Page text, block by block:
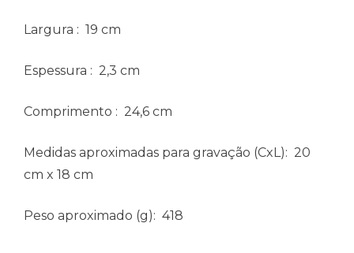
Largura : 19 cm
Espessura : 2,3 cm
Comprimento : 24,6 cm
Medidas aproximadas para gravação (CxL): 20
cm x 18 cm
Peso aproximado (g): 418